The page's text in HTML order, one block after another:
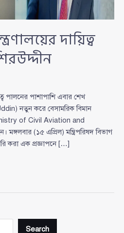
দায়িত্ব
পালনের পাশাপাশি এবার শেখ
নতুন করে বেসামরিক বিমান
of Civil Aviation and
(১৫ এপ্রিল) মন্ত্রিপরিষদ বিভাগ
করা এক প্রজ্ঞাপনে […]
Search